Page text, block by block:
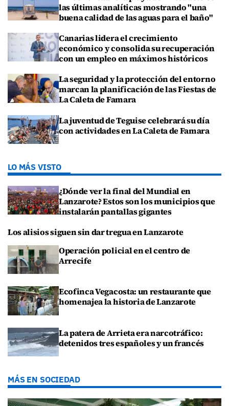
las últimas analíticas mostrando "una
buena calidad de las aguas para el baño"
Canarias lidera el crecimiento
económico y consolida su recuperación
con un empleo en máximos históricos
La seguridad y la protección del entorno
marcan la planificación de las Fiestas de
La Caleta de Famara
La juventud de Teguise celebrará su día
con actividades en La Caleta de Famara
LO MÁS VISTO
¿Dónde ver la final del Mundial en
Lanzarote? Estos son los municipios que
instalarán pantallas gigantes
Los alisios siguen sin dar tregua en Lanzarote
Operación policial en el centro de
Arrecife
Ecofinca Vegacosta: un restaurante que
homenajea la historia de Lanzarote
La patera de Arrieta era narcotráfico:
detenidos tres españoles y un francés
MÁS EN SOCIEDAD